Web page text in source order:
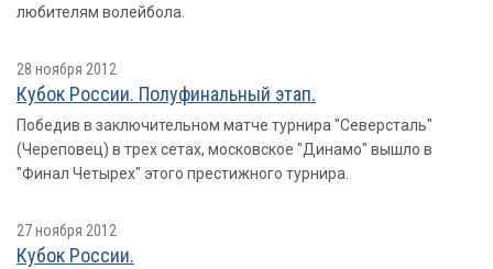
любителям волейбола.
28 ноября 2012
Кубок России. Полуфинальный этап.
Победив в заключительном матче турнира "Северсталь"
(Череповец) в трех сетах, московское "Динамо" вышло в
"Финал Четырех" этого престижного турнира.
27 ноября 2012
Кубок России.